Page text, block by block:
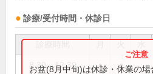
診療/受付時間・休診日
8:30～12:30 ● ●
お盆(8月中旬)は休診・休業の